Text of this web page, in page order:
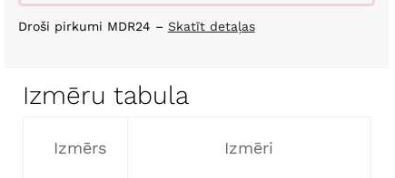
Droši pirkumi MDR24 – Skatīt detaļas
Izmēru tabula
Izmērs Izmēri